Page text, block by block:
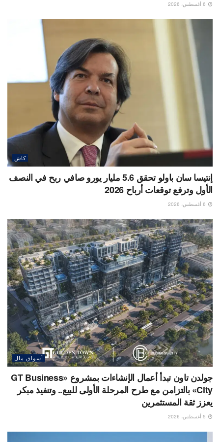
كاش
إنتيسا سان باولو تحقق 5.6 مليار يورو صافي ربح في النصف
الأول وترفع توقعات أرباح 2026
أسواق مال
جولدن تاون تبدأ أعمال الإنشاءات بمشروع «GT Business
City» بالتزامن مع طرح المرحلة الأولى للبيع.. وتنفيذ مبكر
يعزز ثقة المستثمرين